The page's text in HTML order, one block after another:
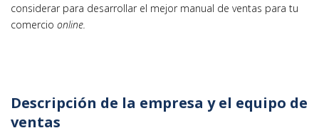
considerar para desarrollar el mejor manual de ventas para tu
comercio online.
Descripción de la empresa y el equipo de
ventas